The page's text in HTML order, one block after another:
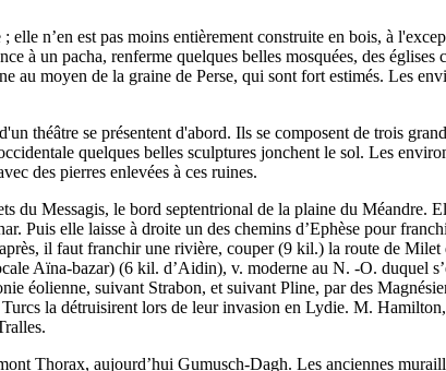
n’en est pas moins entièrement construite en bois, à
à un pacha, renferme quelques belles mosquées, des églises
au moyen de la graine de Perse, qui sont fort estimés. Les
théâtre se présentent d'abord. Ils se composent de trois
quelques belles sculptures jonchent le sol. Les
des pierres enlevées à ces ruines.
du Messagis, le bord septentrional de la plaine du Méandre.
Puis elle laisse à droite un des chemins d’Ephèse pour
il faut franchir une rivière, couper (9 kil.) la route de
Aïna-bazar) (6 kil. d’Aidin), v. moderne au N. -O. duquel
éolienne, suivant Strabon, et suivant Pline, par des
la détruisirent lors de leur invasion en Lydie. M.
Thorax, aujourd’hui Gumusch-Dagh. Les anciennes